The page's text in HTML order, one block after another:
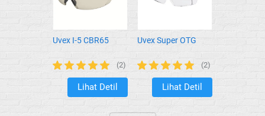
Uvex I-5 CBR65
(2)
`
Lihat Detil
Uvex Super OTG
(2)
`
Lihat Detil